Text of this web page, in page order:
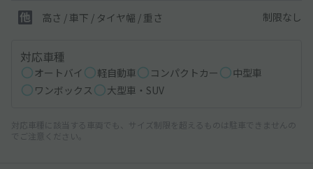
高さ / 車下 / タイヤ幅 / 重さ 制限なし
対応車種
オートバイ 軽自動車 コンパクトカー
中型車
ワンボックス
大型車・SUV
対応車種に該当する車両でも、サイズ制限を超えるものは駐車できませんの
でご注意ください。